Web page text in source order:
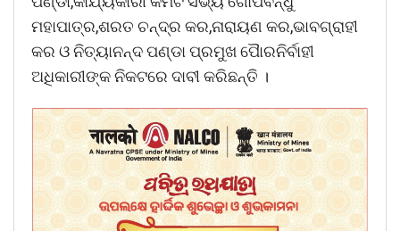
ମହାପାତ୍ର,ଶରତ ଚନ୍ଦ୍ର କର,ନାରାୟଣ କର,ଭାବଗ୍ରାହୀ
କର ଓ ନିତ୍ୟାନନ୍ଦ ପଣ୍ଡା ପ୍ରମୁଖ ପୈାରନିର୍ବାହୀ
ଅଧିକାରୀଙ୍କ ନିକଟରେ ଦାବୀ କରିଛନ୍ତି ।